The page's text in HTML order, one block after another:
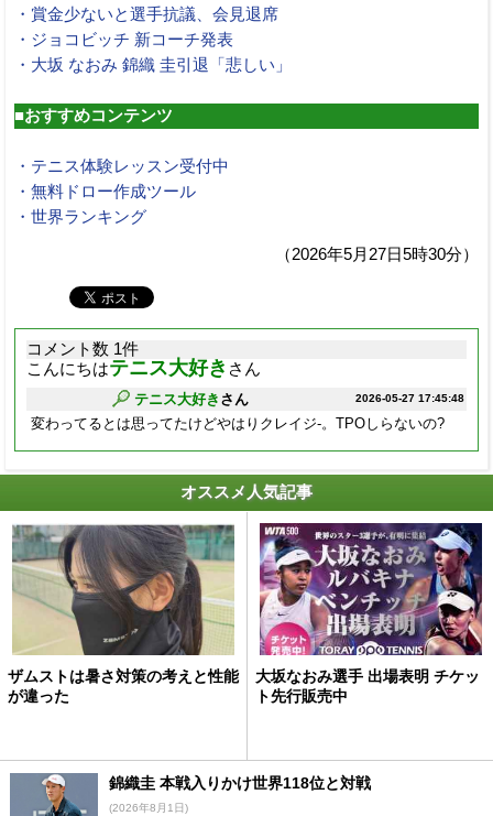
・賞金少ないと選手抗議、会見退席
・ジョコビッチ 新コーチ発表
・大坂 なおみ 錦織 圭引退「悲しい」
■おすすめコンテンツ
・テニス体験レッスン受付中
・無料ドロー作成ツール
・世界ランキング
（2026年5月27日5時30分）
コメント数 1件
こんにちはテニス大好き さん
2026-05-27 17:45:48
テニス大好き さん
変わってるとは思ってたけどやはりクレイジ-。TPOしらないの?
オススメ人気記事
ザムストは暑さ対策の考えと性能
が違った
大坂なおみ選手 出場表明 チケッ
ト先行販売中
錦織圭 本戦入りかけ世界118位と対戦
(2026年8月1日)